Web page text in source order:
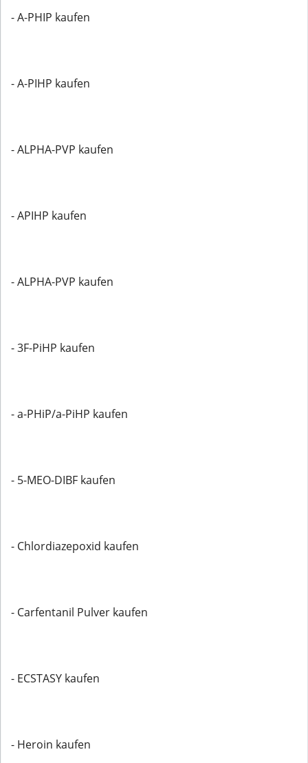
- A-PHIP kaufen
- A-PIHP kaufen
- ALPHA-PVP kaufen
- APIHP kaufen
- ALPHA-PVP kaufen
- 3F-PiHP kaufen
- a-PHiP/a-PiHP kaufen
- 5-MEO-DIBF kaufen
- Chlordiazepoxid kaufen
- Carfentanil Pulver kaufen
- ECSTASY kaufen
- Heroin kaufen